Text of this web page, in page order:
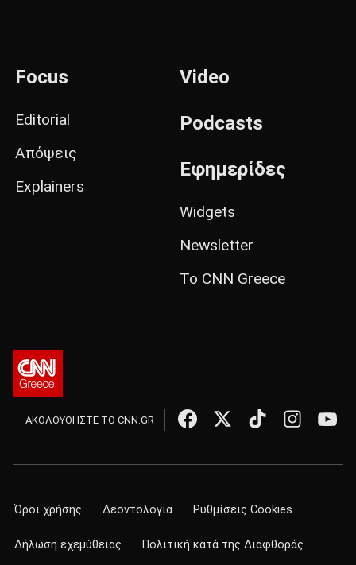
Focus
Editorial
Απόψεις
Explainers
Video
Podcasts
Εφημερίδες
Widgets
Newsletter
Το CNN Greece
ΑΚΟΛΟΥΘΗΣΤΕ ΤΟ CNN.GR
Όροι χρήσης Δεοντολογία Ρυθμίσεις Cookies
Δήλωση εχεμύθειας Πολιτική κατά της Διαφθοράς